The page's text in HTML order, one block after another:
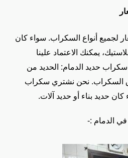
لجميع أنواع السكراب. سواء كان
يمكنك الاعتماد علينا
سكراب حديد الدمام: الحديد من
السكراب. نحن نشتري سكراب
كان حديد بناء أو حديد آلات.
في الدمام :-